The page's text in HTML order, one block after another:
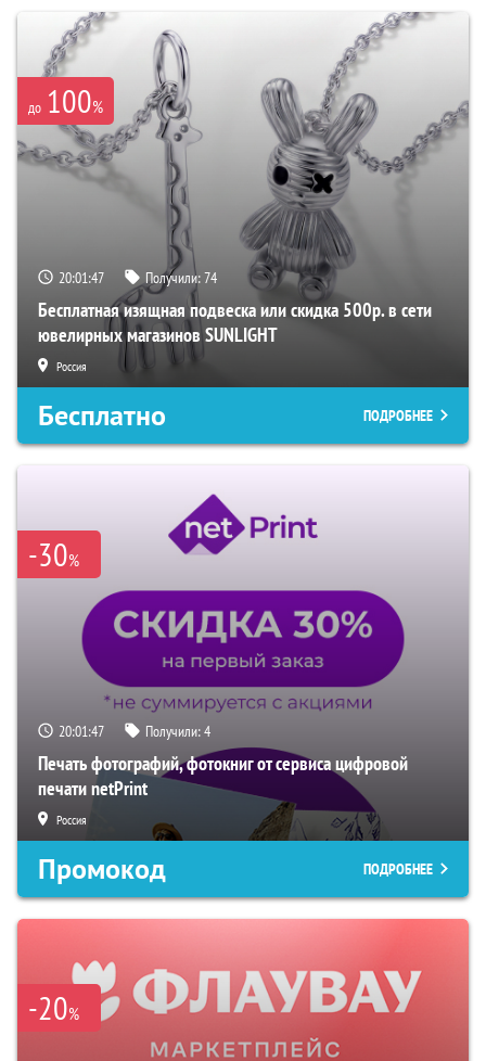
до 100%
20:01:47 Получили:74
Бесплатная изящная подвеска или скидка 500р. в сети
ювелирных магазинов SUNLIGHT
Россия
Бесплатно ПОДРОБНЕЕ
-30%
20:01:47 Получили:4
Печать фотографий, фотокниг от сервиса цифровой
печати netPrint
Россия
Промокод ПОДРОБНЕЕ
-20%